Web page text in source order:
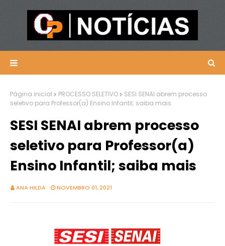
Página inicial PROCESSO SELETIVO
SESI SENAI abrem processo
seletivo para Professor(a) Ensino Infantil; saiba mais
SESI SENAI abrem processo
seletivo para Professor(a)
Ensino Infantil; saiba mais
ANA HILDA NOVEMBRO 01, 2021